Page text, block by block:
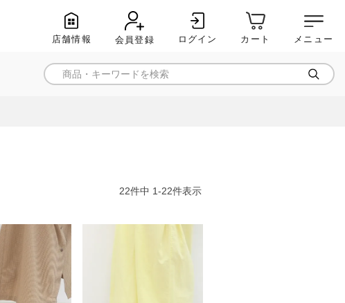
店舗情報 会員登録 ログイン カート メニュー
22件中 1-22件表示